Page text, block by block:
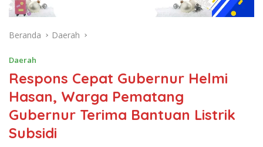
Beranda Daerah
Daerah
Respons Cepat Gubernur Helmi
Hasan, Warga Pematang
Gubernur Terima Bantuan Listrik
Subsidi